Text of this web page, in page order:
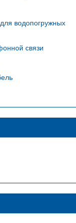
водопогружных
связи